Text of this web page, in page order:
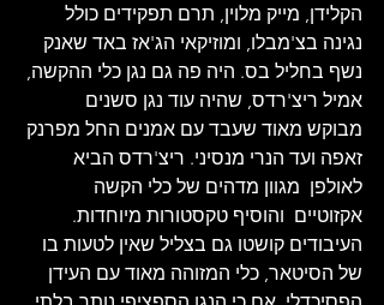
הקלידן, מייק מלוין, תרם תפקידים כולל
נגינה בצ'מבלו, ומוזיקאי הג'אז באד שאנק
נשף בחליל בס. היה פה גם נגן כלי ההקשה,
אמיל ריצ'רדס, שהיה עוד נגן סשנים
מבוקש מאוד שעבד עם אמנים החל מפרנק
זאפה ועד הנרי מנסיני. ריצ'רדס הביא
לאולפן  מגוון מדהים של כלי הקשה
אקזוטיים  והוסיף טקסטורות מיוחדות.
העיבודים קושטו גם בצליל שאין לטעות בו
של הסיטאר, כלי המזוהה מאוד עם העידן